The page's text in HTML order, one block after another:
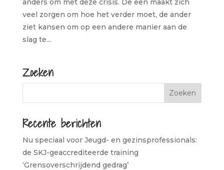
anders om met deze crisis. De een maakt zich
veel zorgen om hoe het verder moet, de ander
ziet kansen om op een andere manier aan de
slag te...
Zoeken
Recente berichten
Nu speciaal voor Jeugd- en gezinsprofessionals:
de SKJ-geaccrediteerde training
‘Grensoverschrijdend gedrag’